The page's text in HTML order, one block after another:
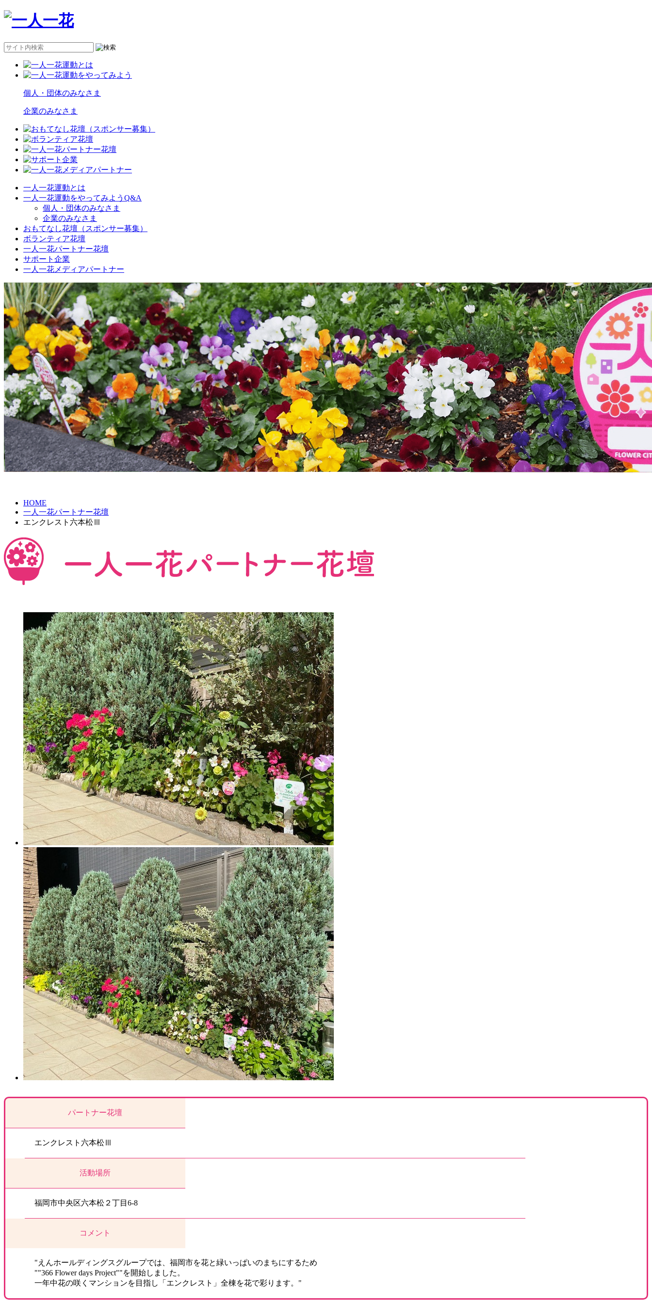
個人・団体のみなさま
企業のみなさま
一人一花運動とは
一人一花運動をやってみようQ&A
個人・団体のみなさま
企業のみなさま
おもてなし花壇（スポンサー募集）
ボランティア花壇
一人一花パートナー花壇
サポート企業
一人一花メディアパートナー
HOME
一人一花パートナー花壇
エンクレスト六本松Ⅲ
パートナー花壇
エンクレスト六本松Ⅲ
活動場所
福岡市中央区六本松２丁目6-8
コメント
"えんホールディングスグループでは、福岡市を花と緑いっぱいのまちにするため
""366 Flower days Project""を開始しました。
一年中花の咲くマンションを目指し「エンクレスト」全棟を花で彩ります。"